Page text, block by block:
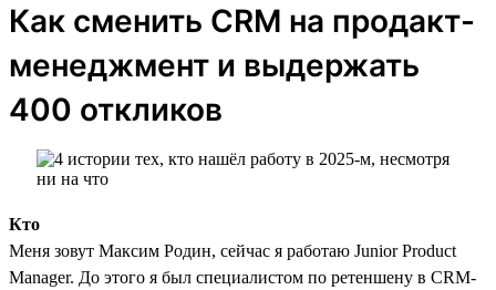
Как сменить CRM на продакт-
менеджмент и выдержать
400 откликов
Кто
Меня зовут Максим Родин, сейчас я работаю Junior Product
Manager. До этого я был специалистом по ретеншену в CRM-